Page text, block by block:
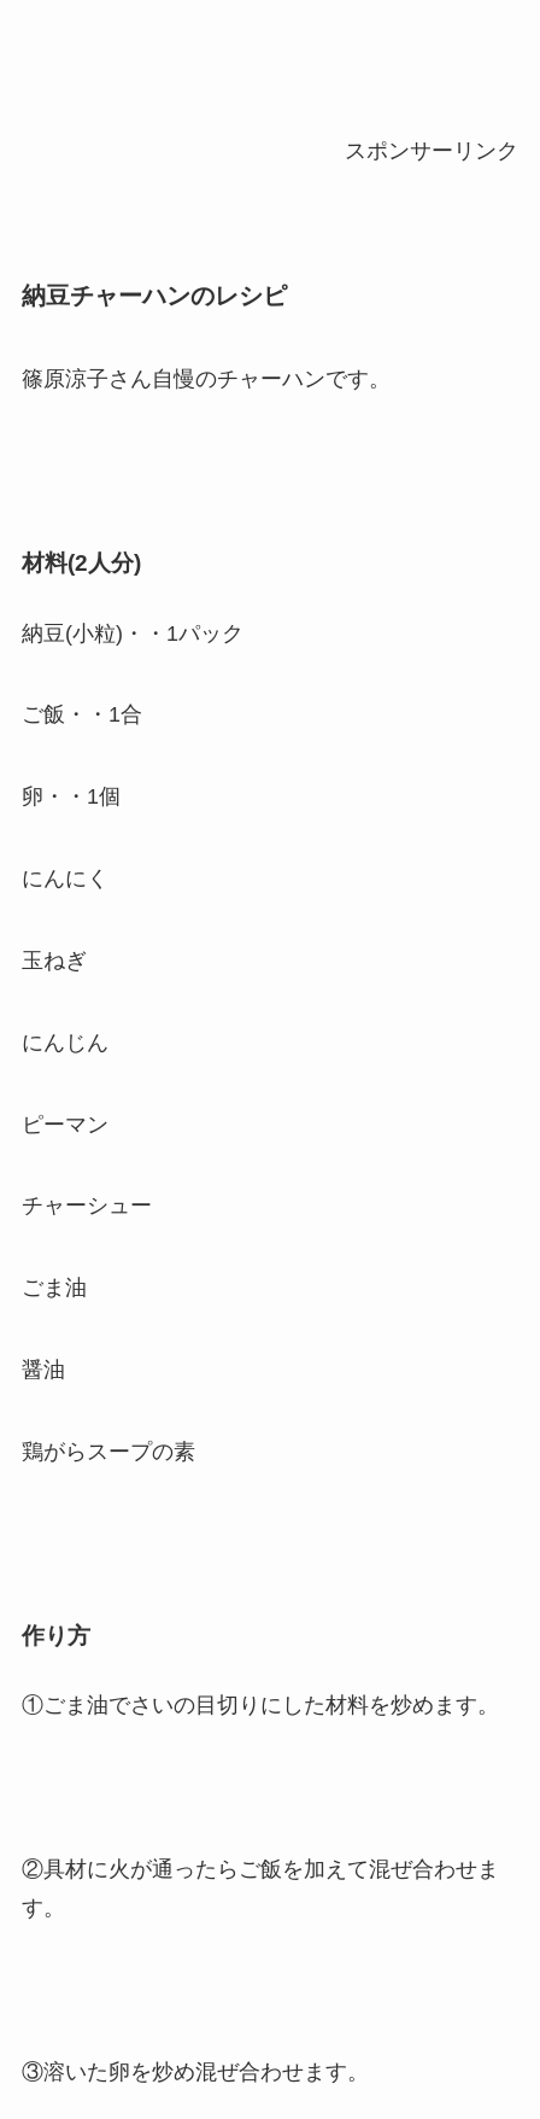
スポンサーリンク
納豆チャーハンのレシピ
篠原涼子さん自慢のチャーハンです。
材料(2人分)
納豆(小粒)・・1パック
ご飯・・1合
卵・・1個
にんにく
玉ねぎ
にんじん
ピーマン
チャーシュー
ごま油
醤油
鶏がらスープの素
作り方
①ごま油でさいの目切りにした材料を炒めます。
②具材に火が通ったらご飯を加えて混ぜ合わせま
す。
③溶いた卵を炒め混ぜ合わせます。